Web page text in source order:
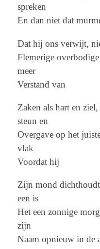
spreken
En dan niet dat
Dat hij ons verwijt,
Flemerige
meer
Verstand van
Zaken als hart en
steun en
Overgave op het
vlak
Voordat hij
Zijn mond
een is
Het een zonnige
zijn
Naam opnieuw in de